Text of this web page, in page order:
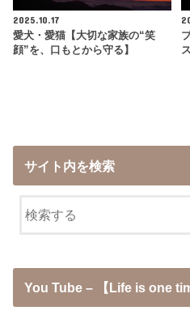
2025.10.17
愛犬・愛猫【大切な家族の“笑
顔”を、口もとから守る】
サイト内を検索
You Tube – 【Life is one